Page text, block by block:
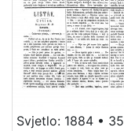
Svjetlo: 1884 • 35